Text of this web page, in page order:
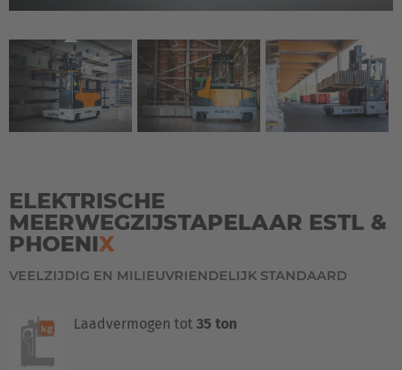
ELEKTRISCHE
MEERWEGZIJSTAPELAAR ESTL &
PHOENIX
VEELZIJDIG EN MILIEUVRIENDELIJK STANDAARD
Laadvermogen tot 35 ton